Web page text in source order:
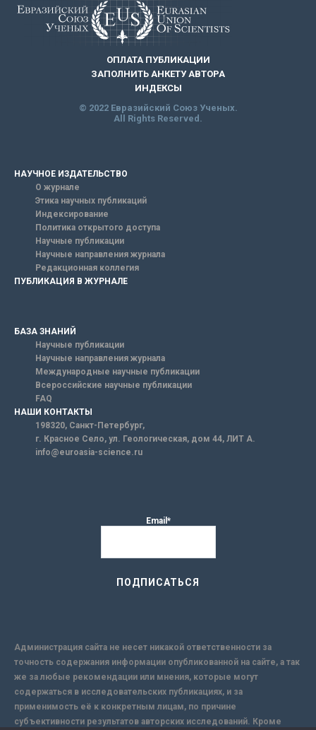
ОПЛАТА ПУБЛИКАЦИИ
ЗАПОЛНИТЬ АНКЕТУ АВТОРА
ИНДЕКСЫ
© 2022 Евразийский Союз Ученых.
All Rights Reserved.
НАУЧНОЕ ИЗДАТЕЛЬСТВО
О журнале
Этика научных публикаций
Индексирование
Политика открытого доступа
Научные публикации
Научные направления журнала
Редакционная коллегия
ПУБЛИКАЦИЯ В ЖУРНАЛЕ
БАЗА ЗНАНИЙ
Научные публикации
Научные направления журнала
Международные научные публикации
Всероссийские научные публикации
FAQ
НАШИ КОНТАКТЫ
198320, Санкт-Петербург,
г. Красное Село, ул. Геологическая, дом 44, ЛИТ А.
info@euroasia-science.ru
Email*
Администрация сайта не несет никакой ответственности за
точность содержания информации опубликованной на сайте, а так
же за любые рекомендации или мнения, которые могут
содержаться в исследовательских публикациях, и за
применимость её к конкретным лицам, по причине
субъективности результатов авторских исследований. Кроме